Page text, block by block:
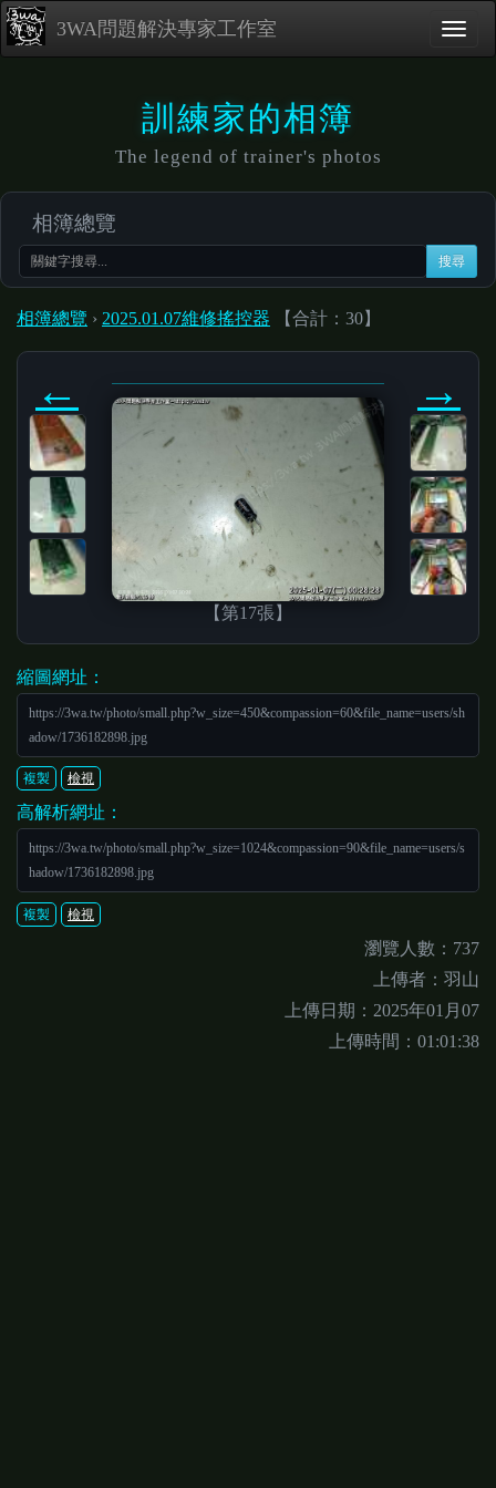
3WA問題解決專家工作室
訓練家的相簿
The legend of trainer's photos
相簿總覽
搜尋
相簿總覽 › 2025.01.07維修搖控器 【合計：30】
←
【第17張】
→
縮圖網址：
https://3wa.tw/photo/small.php?w_size=450&compassion=60&file_name=users/sh
adow/1736182898.jpg
複製 檢視
高解析網址：
https://3wa.tw/photo/small.php?w_size=1024&compassion=90&file_name=users/s
hadow/1736182898.jpg
複製 檢視
瀏覽人數：737
上傳者：羽山
上傳日期：2025年01月07
上傳時間：01:01:38